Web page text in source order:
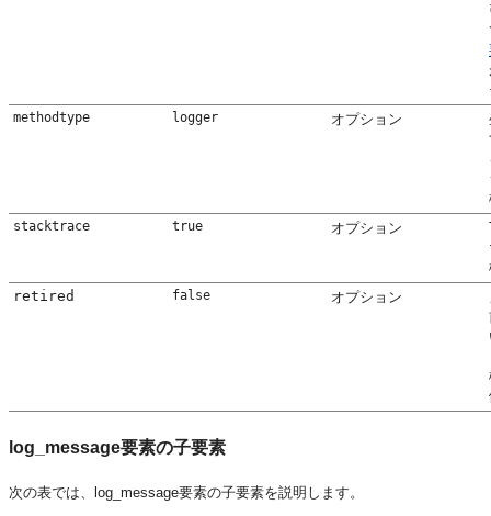
methodtype
logger オプション
stacktrace true オプション
retired
false オプション
log_message要素の子要素
次の表では、log_message要素の子要素を説明します。